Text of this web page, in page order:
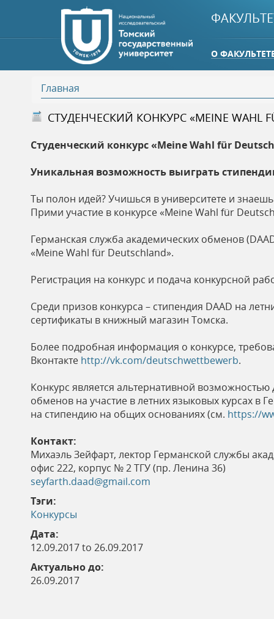
О
В
ы
з
д
с
ь
Главная
СТУДЕНЧЕСКИЙ КОНКУРС «MEINE WAHL
Студенческий конкурс«Meine Wahl für
Уникальная возможность выиграть
Ты полон идей? Учишься в университете и
Прими участие в конкурсе «Meine Wahl für
Германская служба академических обменов
«Meine Wahl für Deutschland».
Регистрация на конкурс и подача конкурсной
Среди призов конкурса – стипендия DAAD на
сертификаты в книжный магазин Томска.
Более подробная информация о конкурсе,
Вконтакте http://vk.com/deutschwettbewerb.
Конкурс является альтернативной
обменов на участие в летних языковых курсах в
на стипендию на общих основаниях (см. https://
Контакт:
Михаэль Зейфарт, лектор Германской службы
офис 222, корпус № 2 ТГУ (пр. Ленина 36)
seyfarth.daad@gmail.com
Тэги:
Конкурсы
Дата:
12.09.2017to 26.09.2017
Актуально до:
26.09.2017